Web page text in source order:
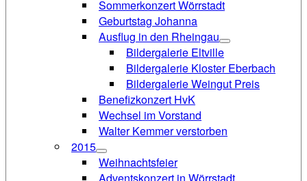
Sommerkonzert Wörrstadt
Geburtstag Johanna
Ausflug in den Rheingau
Bildergalerie Eltville
Bildergalerie Kloster Eberbach
Bildergalerie Weingut Preis
Benefizkonzert HvK
Wechsel im Vorstand
Walter Kemmer verstorben
2015
Weihnachtsfeier
Adventskonzert in Wörrstadt